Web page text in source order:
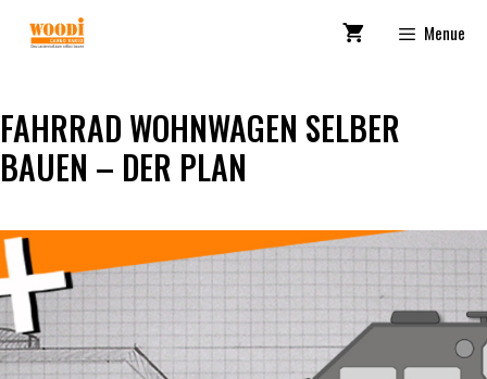
Inhalt
Menue
FAHRRAD WOHNWAGEN SELBER
BAUEN – DER PLAN